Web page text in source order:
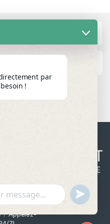
? Appelez-
par
!
u
n
d